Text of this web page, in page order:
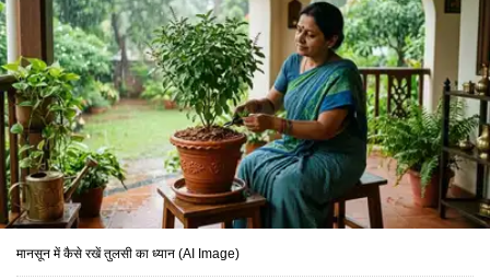
मानसून में कैसे रखें तुलसी का ध्यान (AI Image)